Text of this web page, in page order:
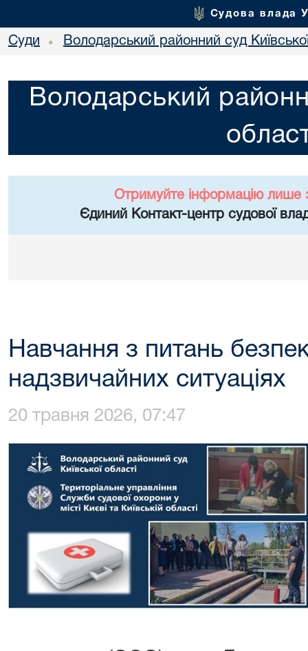
Судова влада
Суди • Володарський районний суд
Володарський
Отримуйте інформацію лише
Єдиний Контакт-центр судової
Навчання з питань
надзвичайних ситуаціях
20 травня 2026, 07:47